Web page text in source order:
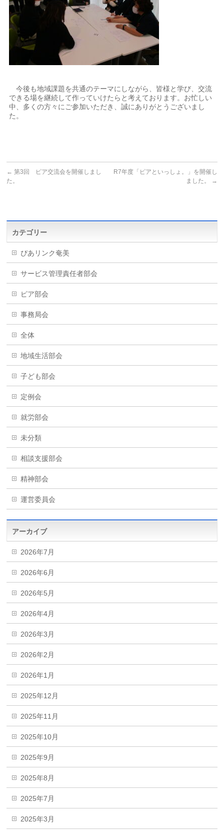
今後も地域課題を共通のテーマにしながら、皆様と学び、交流
できる場を継続して作っていけたらと考えております。お忙しい
中、多くの方々にご参加いただき、誠にありがとうございまし
た。
← 第3回 ピア交流会を開催しまし
た。
R7年度「ピアといっしょ。」を開催し
ました。
→
カテゴリー
ぴあリンク奄美
サービス管理責任者部会
ピア部会
事務局会
全体
地域生活部会
子ども部会
定例会
就労部会
未分類
相談支援部会
精神部会
運営委員会
アーカイブ
2026年7月
2026年6月
2026年5月
2026年4月
2026年3月
2026年2月
2026年1月
2025年12月
2025年11月
2025年10月
2025年9月
2025年8月
2025年7月
2025年3月